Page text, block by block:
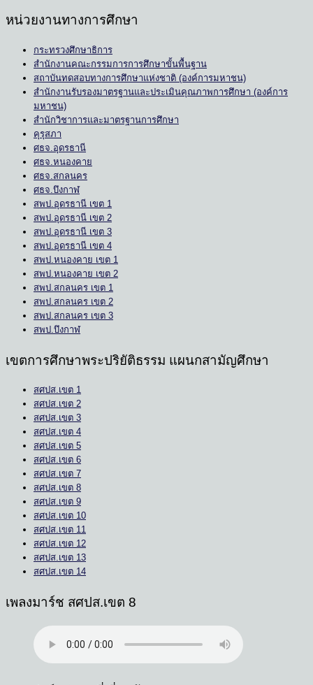
หน่วยงานทางการศึกษา
กระทรวงศึกษาธิการ
สำนักงานคณะกรรมการการศึกษาขั้นพื้นฐาน
สถาบันทดสอบทางการศึกษาแห่งชาติ (องค์การมหาชน)
สำนักงานรับรองมาตรฐานและประเมินคุณภาพการศึกษา (องค์การ
มหาชน)
สำนักวิชาการและมาตรฐานการศึกษา
คุรุสภา
ศธจ.อุดรธานี
ศธจ.หนองคาย
ศธจ.สกลนคร
ศธจ.บึงกาฬ
สพป.อุดรธานี เขต 1
สพป.อุดรธานี เขต 2
สพป.อุดรธานี เขต 3
สพป.อุดรธานี เขต 4
สพป.หนองคาย เขต 1
สพป.หนองคาย เขต 2
สพป.สกลนคร เขต 1
สพป.สกลนคร เขต 2
สพป.สกลนคร เขต 3
สพป.บึงกาฬ
เขตการศึกษาพระปริยัติธรรม แผนกสามัญศึกษา
สศปส.เขต 1
สศปส.เขต 2
สศปส.เขต 3
สศปส.เขต 4
สศปส.เขต 5
สศปส.เขต 6
สศปส.เขต 7
สศปส.เขต 8
สศปส.เขต 9
สศปส.เขต 10
สศปส.เขต 11
สศปส.เขต 12
สศปส.เขต 13
สศปส.เขต 14
เพลงมาร์ช สศปส.เขต 8